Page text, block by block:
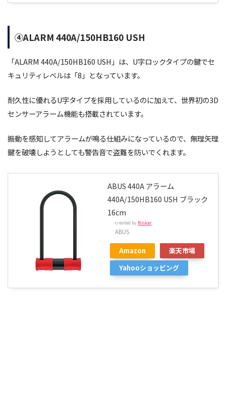
④ALARM 440A/150HB160 USH
「ALARM 440A/150HB160 USH」は、U字ロックタイプの鍵でセ
キュリティレベルは「8」となっています。
耐久性に優れるU字タイプを採用しているのに加えて、世界初の3D
センサーアラーム機能も搭載されています。
振動を感知してアラームが鳴る仕組みになっているので、無理矢理
鍵を破壊しようとしても警告音で盗難を防いでくれます。
ABUS 440A アラーム
440A/150HB160 USH ブラック
16cm
created by Rinker
ABUS
Amazon
楽天市場
Yahooショッピング